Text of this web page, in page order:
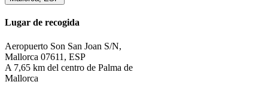
Lugar de recogida
Aeropuerto Son San Joan S/N,
Mallorca 07611, ESP
A 7,65 km del centro de Palma de
Mallorca